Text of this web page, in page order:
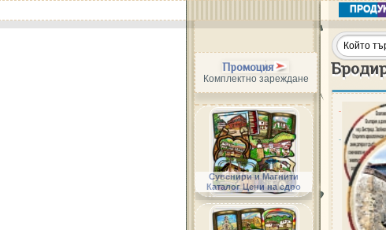
Промоция
Комплектно зареждане
Сувенири и Магнити
Каталог Цени на едро